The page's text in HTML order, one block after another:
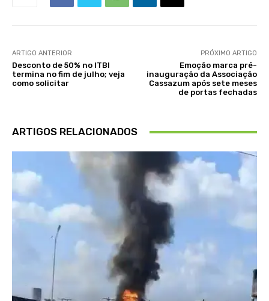
ARTIGO ANTERIOR
Desconto de 50% no ITBI
termina no fim de julho; veja
como solicitar
PRÓXIMO ARTIGO
Emoção marca pré-
inauguração da Associação
Cassazum após sete meses
de portas fechadas
ARTIGOS RELACIONADOS